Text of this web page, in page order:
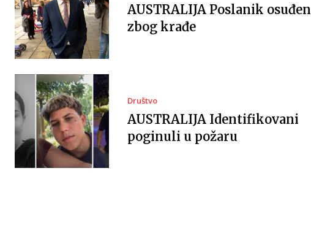
AUSTRALIJA Poslanik osuđen
zbog krađe
Društvo
AUSTRALIJA Identifikovani
poginuli u požaru